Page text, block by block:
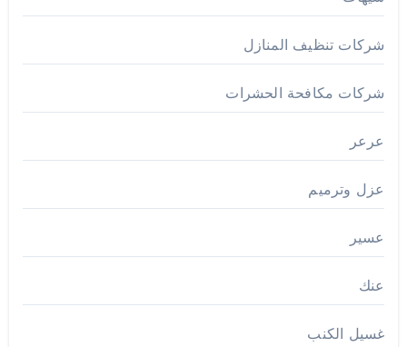
شركات تنظيف المنازل
شركات مكافحة الحشرات
عرعر
عزل وترميم
عسير
عنك
غسيل الكنب